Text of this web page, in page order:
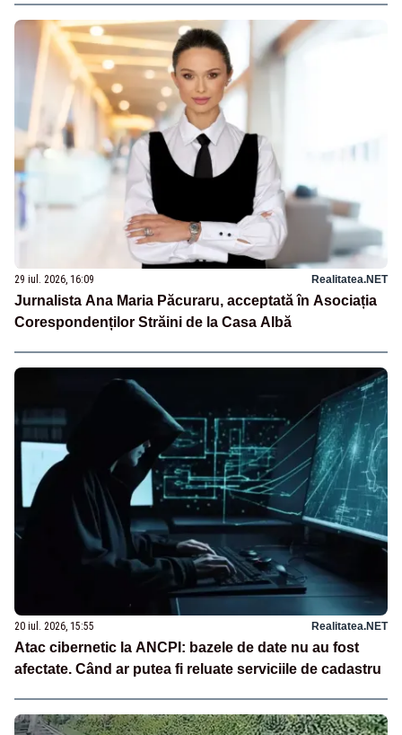
29 iul. 2026, 16:09 Realitatea.NET
Jurnalista Ana Maria Păcuraru, acceptată în Asociația
Corespondenților Străini de la Casa Albă
20 iul. 2026, 15:55 Realitatea.NET
Atac cibernetic la ANCPI: bazele de date nu au fost
afectate. Când ar putea fi reluate serviciile de cadastru